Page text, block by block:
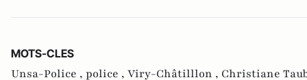
MOTS-CLES
Unsa-Police , police , Viry-Châtilllon , Christiane